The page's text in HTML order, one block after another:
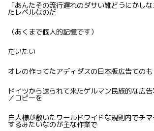
「あんたその流行遅れのダサい靴どうにかし
たレベルなのだ
（あくまで個人的記憶です）
だいたい
オレの作ってたアディダスの日本版広告てのも
ドイツから送られて来たゲルマン民族的な広
／コピーを
白人様が敷いたワールドワイドな規則内でチ
するみたいなのが主な作業で